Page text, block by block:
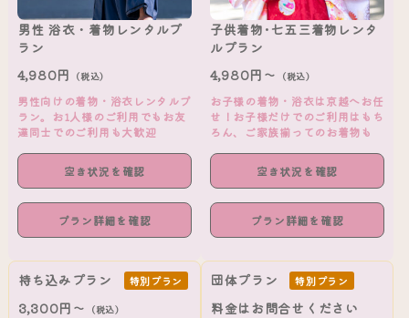
男性 浴衣・着物レンタルプ
ラン
4,980円 （税込）
男性向けの着物・浴衣レンタルプ
ラン。お1人様のご利用でもお友
達同士でのご利用も大歓迎
空き状況を確認
プラン詳細を確認
子供着物･七五三着物レンタ
ルプラン
4,980円～ （税込）
お子様の着物・浴衣は京越へお任
せ！お子様だけでのご利用はもち
ろん、ご家族揃ってのお着物も
空き状況を確認
プラン詳細を確認
持ち込みプラン 特別プラン
3,300円～ （税込）
団体プラン 特別プラン
料金はお問合せください